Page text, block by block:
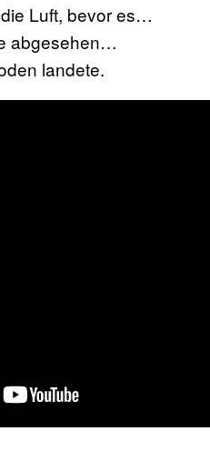
Luft, bevor es…
abgesehen…
landete.